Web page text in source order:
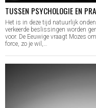
TUSSEN PSYCHOLOGIE EN
Het is in deze tijd natuurlijk
verkeerde beslissingen worden
voor. De Eeuwige vraagt Mozes
force, zo je wil,…